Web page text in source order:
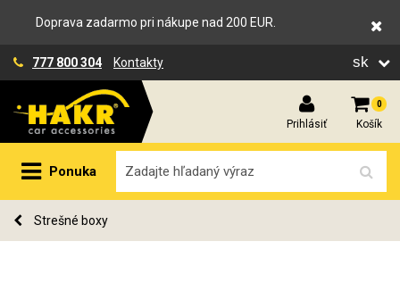
Doprava zadarmo pri nákupe nad 200 EUR.
777 800 304 Kontakty sk
Prihlásiť
0
Košík
Ponuka
Strešné boxy